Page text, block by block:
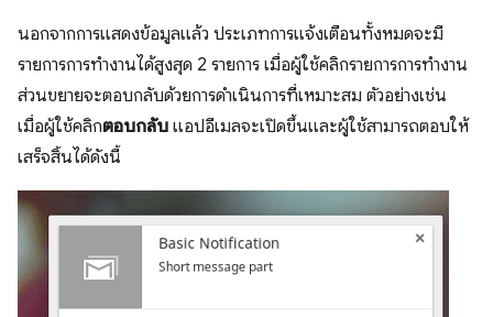
นอกจากการแสดงข้อมูลแล้ว ประเภทการแจ้งเตือนทั้งหมดจะมี
รายการการทำงานได้สูงสุด 2 รายการ เมื่อผู้ใช้คลิกรายการการทำงาน
ส่วนขยายจะตอบกลับด้วยการดำเนินการที่เหมาะสม ตัวอย่างเช่น
เมื่อผู้ใช้คลิกตอบกลับ แอปอีเมลจะเปิดขึ้นและผู้ใช้สามารถตอบให้
เสร็จสิ้นได้ดังนี้